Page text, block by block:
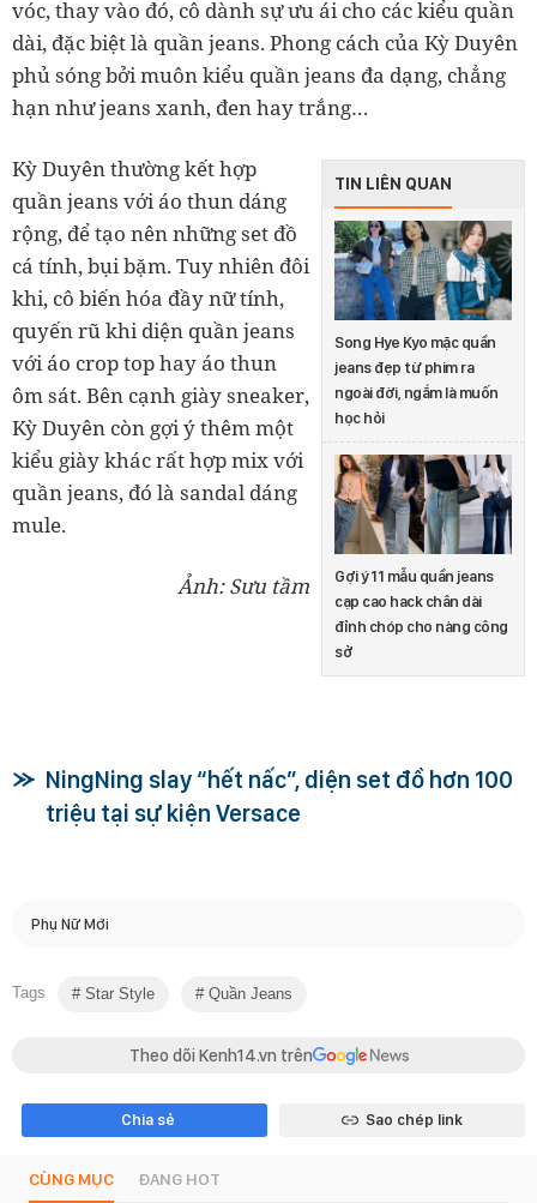
vóc, thay vào đó, cô dành sự ưu ái cho các kiểu quần
dài, đặc biệt là quần jeans. Phong cách của Kỳ Duyên
phủ sóng bởi muôn kiểu quần jeans đa dạng, chẳng
hạn như jeans xanh, đen hay trắng…
TIN LIÊN QUAN
Song Hye Kyo mặc quần
jeans đẹp từ phim ra
ngoài đời, ngắm là muốn
học hỏi
Gợi ý 11 mẫu quần jeans
cạp cao hack chân dài
đỉnh chóp cho nàng công
sở
Kỳ Duyên thường kết hợp
quần jeans với áo thun dáng
rộng, để tạo nên những set đồ
cá tính, bụi bặm. Tuy nhiên đôi
khi, cô biến hóa đầy nữ tính,
quyến rũ khi diện quần jeans
với áo crop top hay áo thun
ôm sát. Bên cạnh giày sneaker,
Kỳ Duyên còn gợi ý thêm một
kiểu giày khác rất hợp mix với
quần jeans, đó là sandal dáng
mule.
Ảnh: Sưu tầm
NingNing slay “hết nấc”, diện set đồ hơn 100
triệu tại sự kiện Versace
Phụ Nữ Mới
Tags Star Style Quần Jeans
Theo dõi Kenh14.vn trên
Chia sẻ Sao chép link
CÙNG MỤC ĐANG HOT